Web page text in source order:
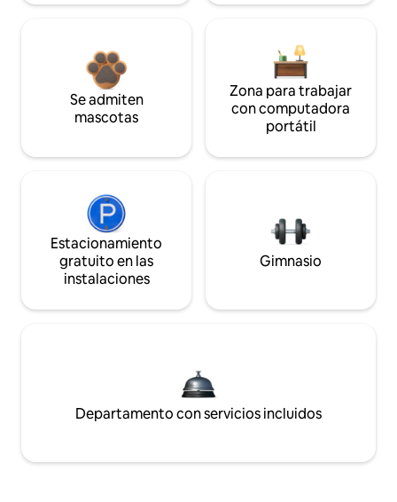
Se admiten
mascotas
Zona para trabajar
con computadora
portátil
Estacionamiento
gratuito en las
instalaciones
Gimnasio
Departamento con servicios incluidos